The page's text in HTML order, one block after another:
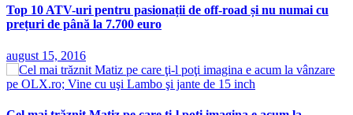
Top 10 ATV-uri pentru pasionații de off-road și nu numai cu
prețuri de până la 7.700 euro
august 15, 2016